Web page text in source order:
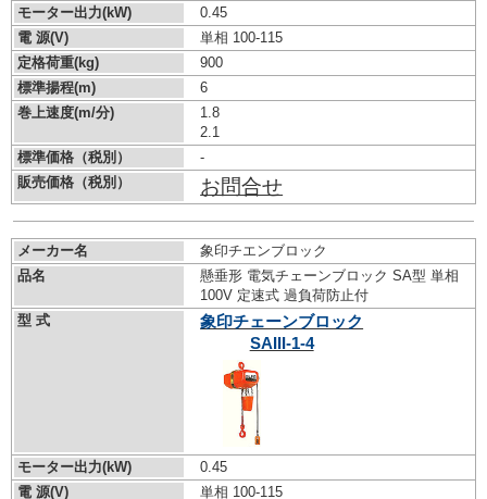
モーター出力(kW)
0.45
電 源(V)
単相 100-115
定格荷重(kg)
900
標準揚程(m)
6
巻上速度(m/分)
1.8
2.1
標準価格（税別）
-
販売価格（税別）
お問合せ
メーカー名
象印チエンブロック
品名
懸垂形 電気チェーンブロック SA型 単相
100V 定速式 過負荷防止付
型 式
象印チェーンブロック
SAIII-1-4
モーター出力(kW)
0.45
電 源(V)
単相 100-115